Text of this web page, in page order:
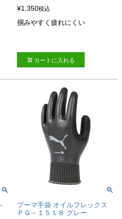
¥1,350税込
掴みやすく疲れにくい
カートに入れる
プーマ手袋 オイルフレックス
ＰＧ－１５１８ グレー